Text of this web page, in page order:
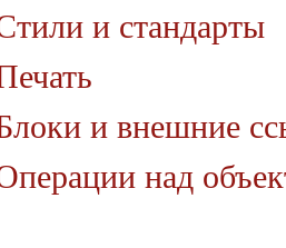
и стандарты
и внешние
над